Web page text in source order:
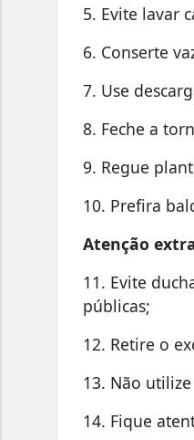
5. Evite lavar
6. Conserte
7. Use
8. Feche a
9. Regue
10. Prefira
Atenção
11. Evite
públicas;
12. Retire o
13. Não
14. Fique